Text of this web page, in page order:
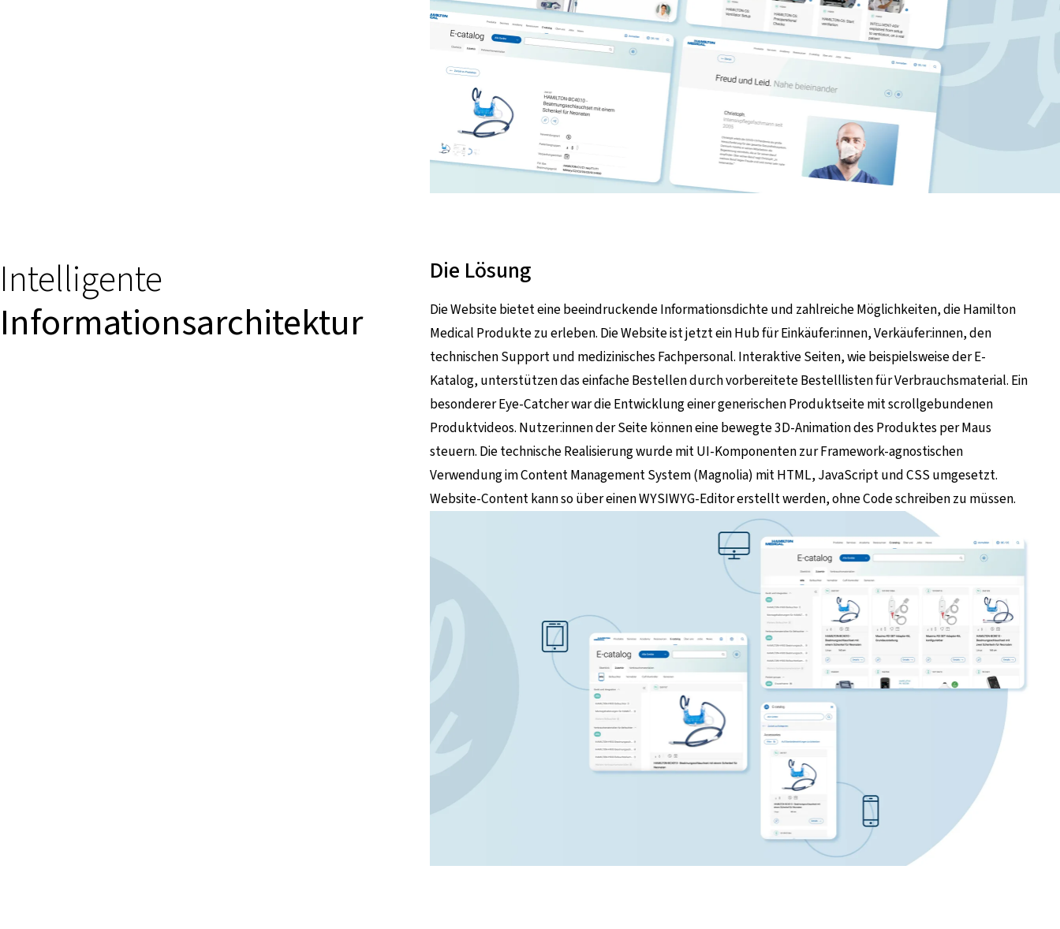
Intelligente
Informationsarchitektur
Die Lösung
Die Website bietet eine beeindruckende Informationsdichte und zahlreiche Möglichkeiten, die Hamilton
Medical Produkte zu erleben. Die Website ist jetzt ein Hub für Einkäufer:innen, Verkäufer:innen, den
technischen Support und medizinisches Fachpersonal. Interaktive Seiten, wie beispielsweise der E-
Katalog, unterstützen das einfache Bestellen durch vorbereitete Bestelllisten für Verbrauchsmaterial. Ein
besonderer Eye-Catcher war die Entwicklung einer generischen Produktseite mit scrollgebundenen
Produktvideos. Nutzer:innen der Seite können eine bewegte 3D-Animation des Produktes per Maus
steuern. Die technische Realisierung wurde mit UI-Komponenten zur Framework-agnostischen
Verwendung im Content Management System (Magnolia) mit HTML, JavaScript und CSS umgesetzt.
Website-Content kann so über einen WYSIWYG-Editor erstellt werden, ohne Code schreiben zu müssen.